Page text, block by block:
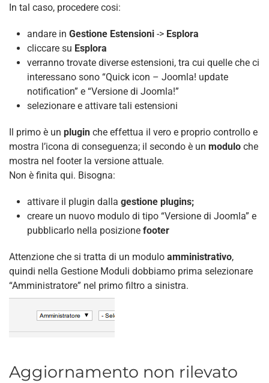
In tal caso, procedere cosi:
andare in Gestione Estensioni -> Esplora
cliccare su Esplora
verranno trovate diverse estensioni, tra cui quelle che ci
interessano sono “Quick icon – Joomla! update
notification” e “Versione di Joomla!”
selezionare e attivare tali estensioni
Il primo è un plugin che effettua il vero e proprio controllo e
mostra l’icona di conseguenza; il secondo è un modulo che
mostra nel footer la versione attuale.
Non è finita qui. Bisogna:
attivare il plugin dalla gestione plugins;
creare un nuovo modulo di tipo “Versione di Joomla” e
pubblicarlo nella posizione footer
Attenzione che si tratta di un modulo amministrativo,
quindi nella Gestione Moduli dobbiamo prima selezionare
“Amministratore” nel primo filtro a sinistra.
Aggiornamento non rilevato